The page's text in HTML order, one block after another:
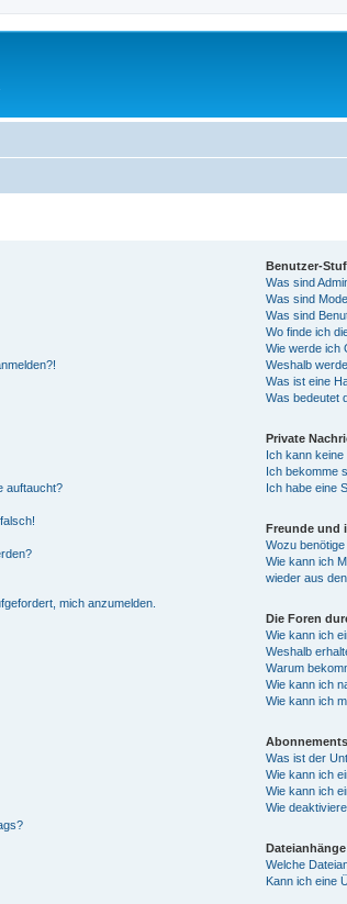
auftaucht?
mich anzumelden.
Benutzer-
Was sind
Was sind
Was sind
Wo finde ich
Wie werde ich
Weshalb
Was ist eine
Was bedeutet
Private
Ich kann
Ich bekomme
Ich habe eine
Freunde und
Wozu
Wie kann ich
wieder aus
Die Foren
Wie kann ich
Weshalb
Warum
Wie kann ich
Wie kann ich
Was ist der
Wie kann ich
Wie kann ich
Wie
Dateianhänge
Welche
Kann ich eine